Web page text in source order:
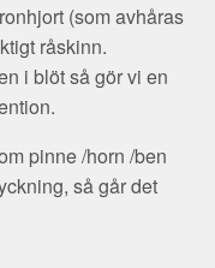
(som avhåras
råskinn.
i blöt så gör vi en
pinne /horn /ben
så går det